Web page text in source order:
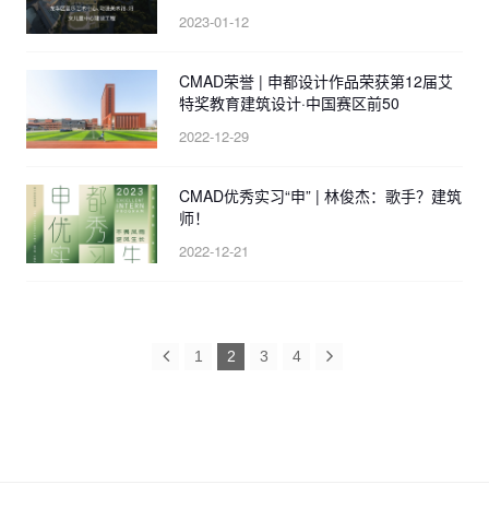
2023-01-12
CMAD荣誉 | 申都设计作品荣获第12届艾
特奖教育建筑设计·中国赛区前50
2022-12-29
CMAD优秀实习“申” | 林俊杰：歌手？建筑
师！
2022-12-21
1 2 3 4